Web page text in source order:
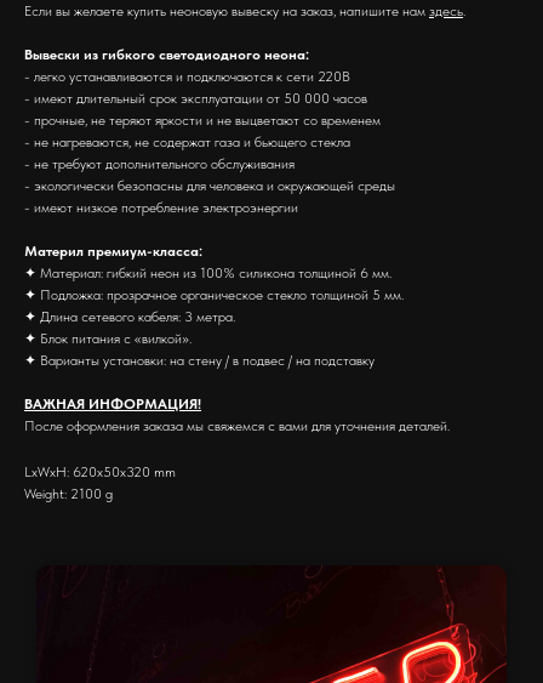
Если вы желаете купить неоновую вывеску на заказ, напишите нам здесь.
Вывески из гибкого светодиодного неона:
- легко устанавливаются и подключаются к сети 220В
- имеют длительный срок эксплуатации от 50 000 часов
- прочные, не теряют яркости и не выцветают со временем
- не нагреваются, не содержат газа и бьющего стекла
- не требуют дополнительного обслуживания
- экологически безопасны для человека и окружающей среды
- имеют низкое потребление электроэнергии
Материл премиум-класса:
✦ Материал: гибкий неон из 100% силикона толщиной 6 мм.
✦ Подложка: прозрачное органическое стекло толщиной 5 мм.
✦ Длина сетевого кабеля: 3 метра.
✦ Блок питания с «вилкой».
✦ Варианты установки: на стену / в подвес / на подставку
ВАЖНАЯ ИНФОРМАЦИЯ!
После оформления заказа мы свяжемся с вами для уточнения деталей.
LxWxH: 620x50x320 mm
Weight: 2100 g